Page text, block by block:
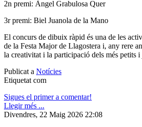
2n premi: Àngel Grabulosa Quer
3r premi: Biel Juanola de la Mano
El concurs de dibuix ràpid és una de les
de la Festa Major de Llagostera i, any rere
la creativitat i la participació dels més petits
Publicat a Notícies
Etiquetat com
Sigues el primer a comentar!
Llegir més ...
Divendres, 22 Maig 2026 22:08